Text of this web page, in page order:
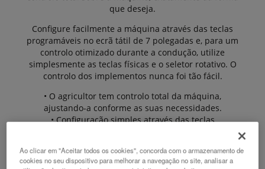
que deseja.
Configure facilmente a máquina através das teclas
programáveis no ecrã tátil de 7 polegadas e, para um
controlo otimizado durante a condução, utilize
simplesmente as teclas físicas e o seletor rotativo. O
controlo dos implementos nunca foi tão fácil.
• O agricultor tem controlo total da máquina,
ajustando-a conforme as suas necessidades.
• Configuração simples através das teclas
as teclas físicas e o seletor rotativo.
Ao clicar em "Aceitar todos os cookies", concorda com o armazenamento de
cookies no seu dispositivo para melhorar a navegação no site, analisar a